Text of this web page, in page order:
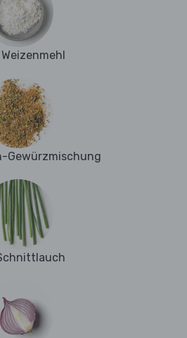
Gewürzmischung